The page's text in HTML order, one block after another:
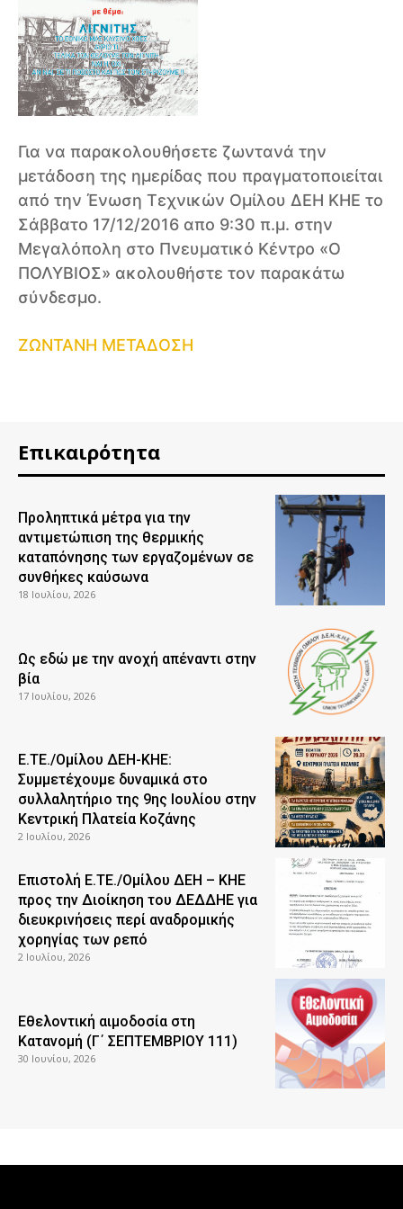
Για να παρακολουθήσετε ζωντανά την
μετάδοση της ημερίδας που πραγματοποιείται
από την Ένωση Τεχνικών Ομίλου ΔΕΗ ΚΗΕ το
Σάββατο 17/12/2016 απο 9:30 π.μ. στην
Μεγαλόπολη στο Πνευματικό Κέντρο «Ο
ΠΟΛΥΒΙΟΣ» ακολουθήστε τον παρακάτω
σύνδεσμο.
ΖΩΝΤΑΝΗ ΜΕΤΑΔΟΣΗ
Επικαιρότητα
Προληπτικά μέτρα για την
αντιμετώπιση της θερμικής
καταπόνησης των εργαζομένων σε
συνθήκες καύσωνα
18 Ιουλίου, 2026
Ως εδώ με την ανοχή απέναντι στην
βία
17 Ιουλίου, 2026
Ε.ΤΕ./Ομίλου ΔΕΗ-ΚΗΕ:
Συμμετέχουμε δυναμικά στο
συλλαλητήριο της 9ης Ιουλίου στην
Κεντρική Πλατεία Κοζάνης
2 Ιουλίου, 2026
Επιστολή Ε.ΤΕ./Ομίλου ΔΕΗ – ΚΗΕ
προς την Διοίκηση του ΔΕΔΔΗΕ για
διευκρινήσεις περί αναδρομικής
χορηγίας των ρεπό
2 Ιουλίου, 2026
Εθελοντική αιμοδοσία στη
Κατανομή (Γ΄ ΣΕΠΤΕΜΒΡΙΟΥ 111)
30 Ιουνίου, 2026